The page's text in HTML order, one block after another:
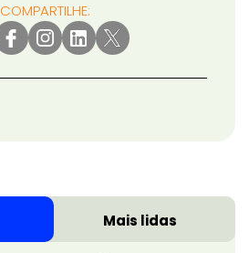
COMPARTILHE:
Mais lidas